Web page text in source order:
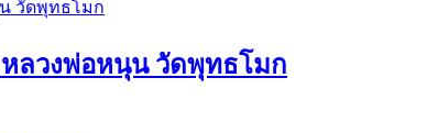
ลวงพ่อหนุน วัดพุทธโมก